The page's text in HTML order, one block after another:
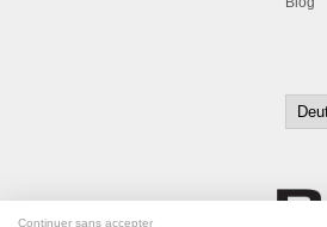
Continuer sans accepter